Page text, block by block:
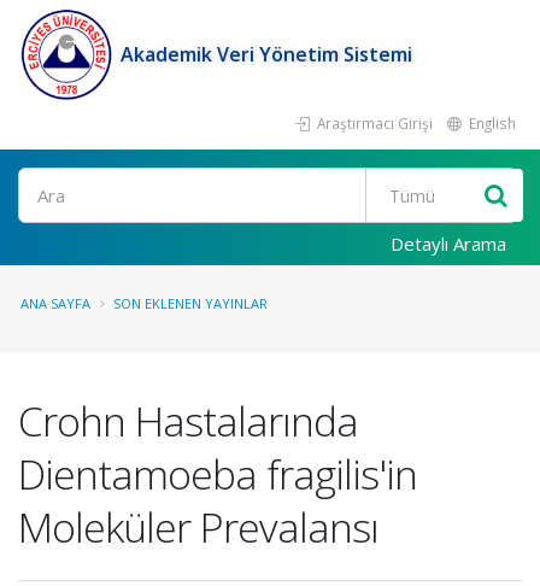
Akademik Veri Yönetim Sistemi
Araştırmacı Girişi English
Ara
Detaylı Arama
ANA SAYFA SON EKLENEN YAYINLAR
Crohn Hastalarında
Dientamoeba fragilis'in
Moleküler Prevalansı